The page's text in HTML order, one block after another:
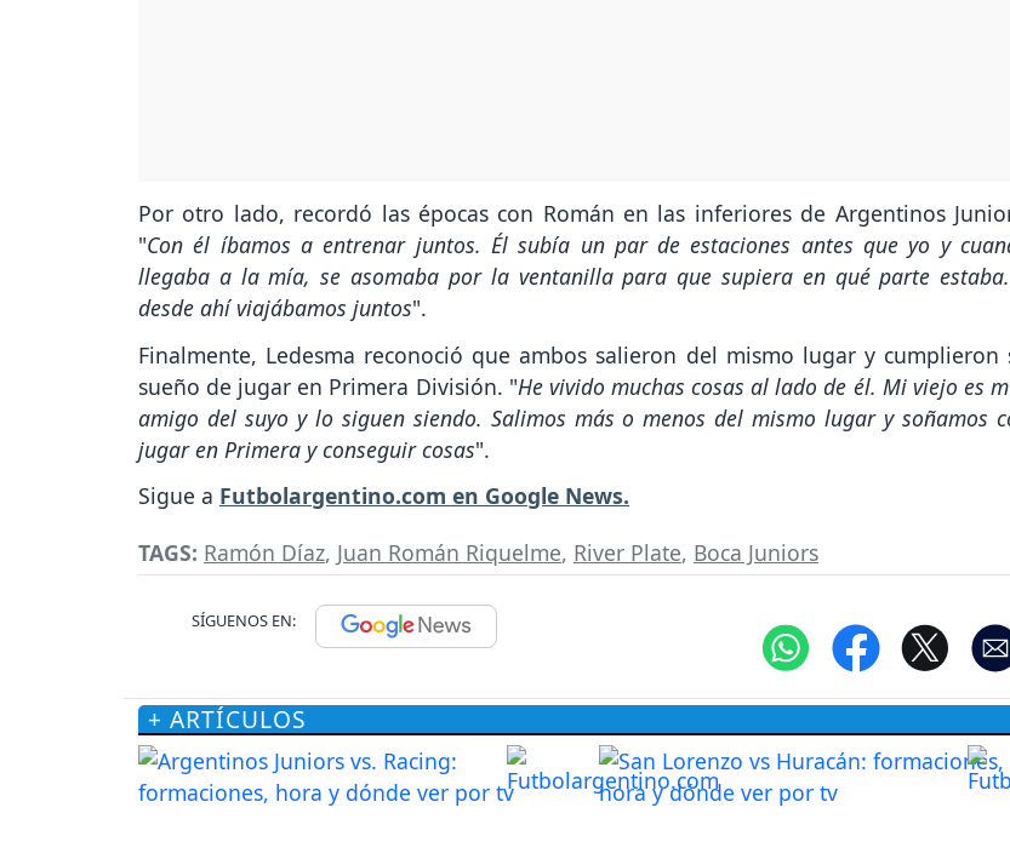
Por otro lado, recordó las épocas con Román en las inferiores de Argentinos
"Con él íbamos a entrenar juntos. Él subía un par de estaciones antes que yo y
llegaba a la mía, se asomaba por la ventanilla para que supiera en qué parte
desde ahí viajábamos juntos".
Finalmente, Ledesma reconoció que ambos salieron del mismo lugar y cumplieron
sueño de jugar en Primera División. "He vivido muchas cosas al lado de él. Mi viejo es
amigo del suyo y lo siguen siendo. Salimos más o menos del mismo lugar y soñamos
jugar en Primera y conseguir cosas".
Sigue a Futbolargentino.com en Google News.
TAGS: Ramón Díaz, Juan Román Riquelme, River Plate, Boca Juniors
SÍGUENOS EN:
+ ARTÍCULOS